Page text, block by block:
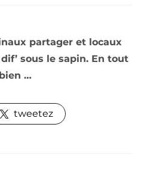
partager et locaux
sous le sapin. En tout
…
tweetez